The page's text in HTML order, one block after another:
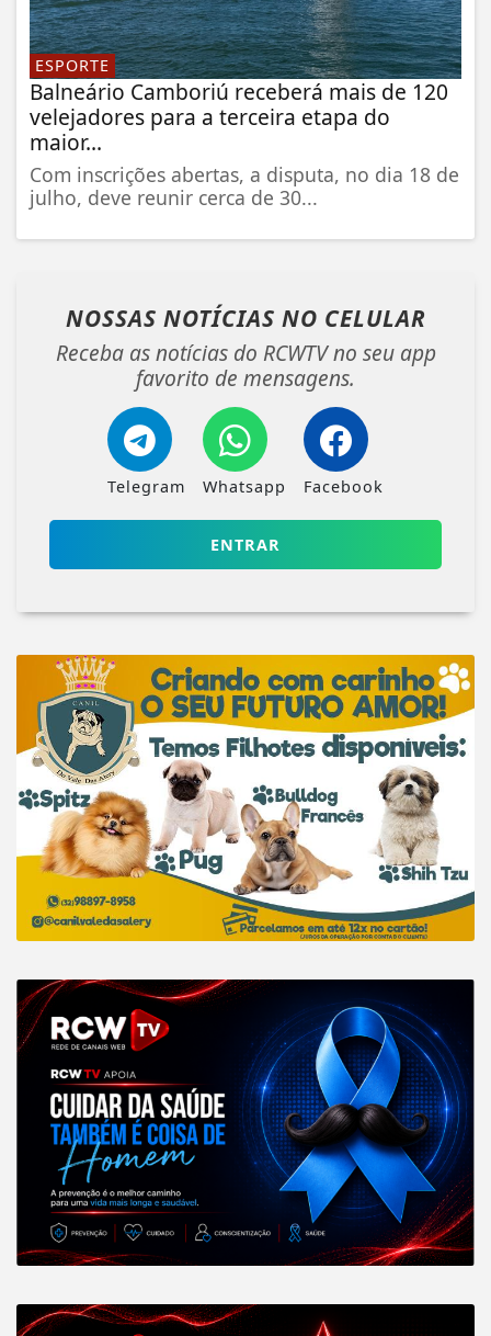
ESPORTE
Balneário Camboriú receberá mais de 120
velejadores para a terceira etapa do
maior...
Com inscrições abertas, a disputa, no dia 18 de
julho, deve reunir cerca de 30...
NOSSAS NOTÍCIAS NO CELULAR
Receba as notícias do RCWTV no seu app
favorito de mensagens.
Telegram Whatsapp Facebook
ENTRAR